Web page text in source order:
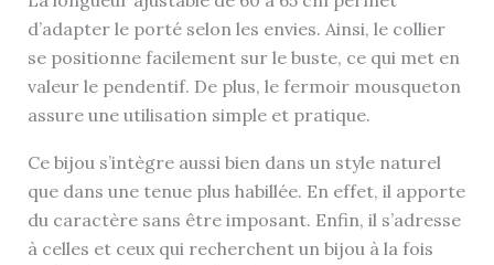
d’adapter le porté selon les envies. Ainsi, le collier
se positionne facilement sur le buste, ce qui met en
valeur le pendentif. De plus, le fermoir mousqueton
assure une utilisation simple et pratique.
Ce bijou s’intègre aussi bien dans un style naturel
que dans une tenue plus habillée. En effet, il apporte
du caractère sans être imposant. Enfin, il s’adresse
à celles et ceux qui recherchent un bijou à la fois